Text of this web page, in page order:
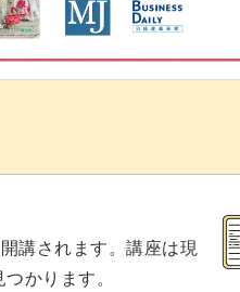
講されます。講座は現
かります。